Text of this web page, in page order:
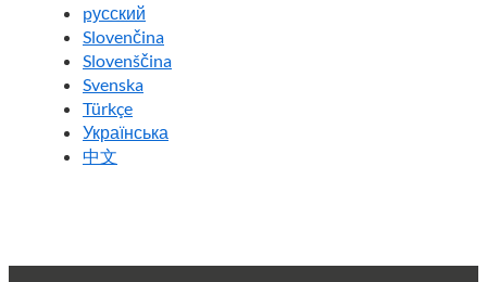
pусский
Slovenčina
Slovenščina
Svenska
Türkçe
Українська
中文